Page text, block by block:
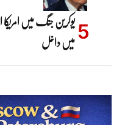
یوکرین جنگ میں امریکا
میں داخل